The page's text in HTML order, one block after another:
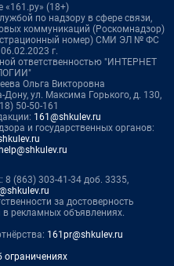
«161.ру» (18+)
по надзору в сфере связи,
коммуникаций (Роскомнадзор)
номер) СМИ ЭЛ № ФС
г.
ответственностью "ИНТЕРНЕТ
Ольга Викторовна
Дону, ул. Максима Горького, д. 130,
50-50-161
161@shkulev.ru
и государственных органов:
(863) 303-41-34 доб. 3335,
за достоверность
рекламных объявлениях.
161pr@shkulev.ru